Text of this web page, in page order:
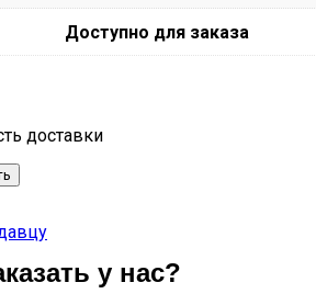
Доступно для заказа
доставки
у нас?